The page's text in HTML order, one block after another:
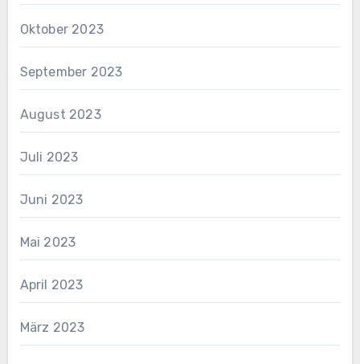
Oktober 2023
September 2023
August 2023
Juli 2023
Juni 2023
Mai 2023
April 2023
März 2023